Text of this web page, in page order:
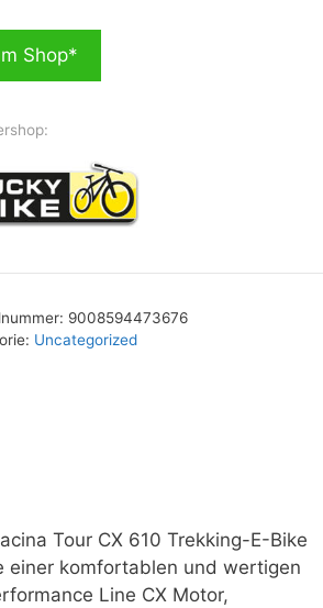
Shop*
9008594473676
Uncategorized
Tour CX 610 Trekking-E-Bike
einer komfortablen und wertigen
Line CX Motor,